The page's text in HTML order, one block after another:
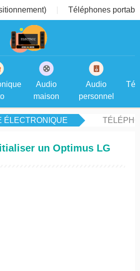
Téléphones
Audio
maison
Audio
personnel
ÉLECTRONIQUE
un Optimus LG